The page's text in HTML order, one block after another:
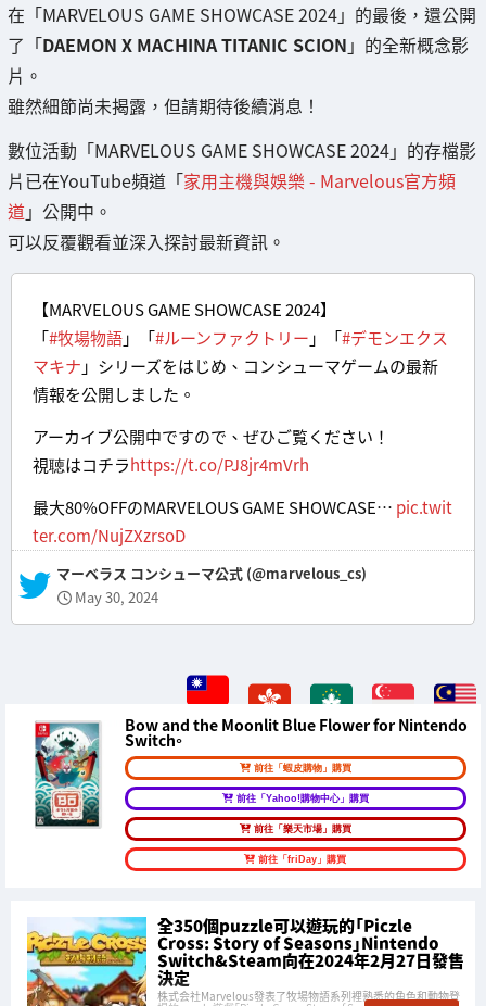
在「MARVELOUS GAME SHOWCASE 2024」的最後，還公開
了「DAEMON X MACHINA TITANIC SCION 」的全新概念影
片。
雖然細節尚未揭露，但請期待後續消息！
數位活動「MARVELOUS GAME SHOWCASE 2024」的存檔影
片已在YouTube頻道「家用主機與娛樂 - Marvelous官方頻
道 」公開中。
可以反覆觀看並深入探討最新資訊。
【MARVELOUS GAME SHOWCASE 2024】
「#牧場物語」「#ルーンファクトリー 」「#デモンエクス
マキナ 」シリーズをはじめ、コンシューマゲームの最新
情報を公開しました。
アーカイブ公開中ですので、ぜひご覧ください！
視聴はコチラhttps://t.co/PJ8jr4mVrh
最大80%OFFのMARVELOUS GAME SHOWCASE… pic.twit
ter.com/NujZXzrsoD
— マーベラス コンシューマ公式 (@marvelous_cs)
May 30, 2024
Bow and the Moonlit Blue Flower for Nintendo
Switch。
前往「蝦皮購物」購買
前往「Yahoo!購物中心」購買
前往「樂天市場」購買
前往「friDay」購買
全350個puzzle可以遊玩的「Piczle
Cross: Story of Seasons」Nintendo
Switch&Steam向在2024年2月27日發售
決定
株式会社Marvelous發表了牧場物語系列裡熟悉的角色和動物登